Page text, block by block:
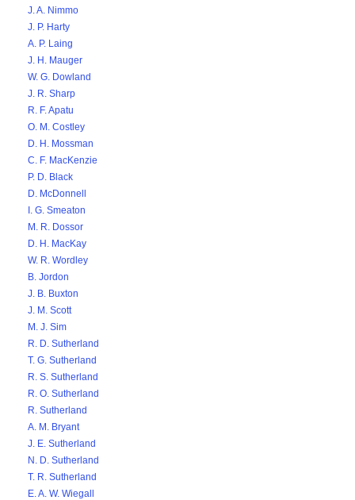
J. A. Nimmo
J. P. Harty
A. P. Laing
J. H. Mauger
W. G. Dowland
J. R. Sharp
R. F. Apatu
O. M. Costley
D. H. Mossman
C. F. MacKenzie
P. D. Black
D. McDonnell
I. G. Smeaton
M. R. Dossor
D. H. MacKay
W. R. Wordley
B. Jordon
J. B. Buxton
J. M. Scott
M. J. Sim
R. D. Sutherland
T. G. Sutherland
R. S. Sutherland
R. O. Sutherland
R. Sutherland
A. M. Bryant
J. E. Sutherland
N. D. Sutherland
T. R. Sutherland
E. A. W. Wiegall